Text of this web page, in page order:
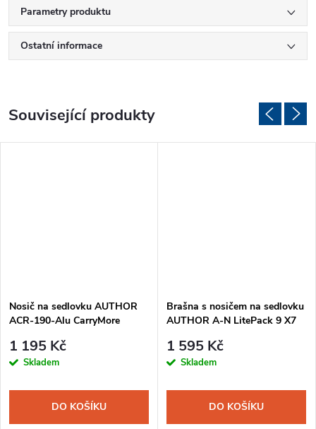
Parametry produktu
Ostatní informace
Související produkty
Nosič na sedlovku AUTHOR
ACR-190-Alu CarryMore
1 195 Kč
Skladem
DO KOŠÍKU
Brašna s nosičem na sedlovku
AUTHOR A-N LitePack 9 X7
1 595 Kč
Skladem
DO KOŠÍKU